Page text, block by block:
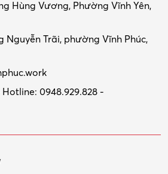
máy
Quà tặng
Hùng Vương, Phường Vĩnh Yên,
Nguyễn Trãi, phường Vĩnh Phúc,
Hotline: 0948.929.828 -